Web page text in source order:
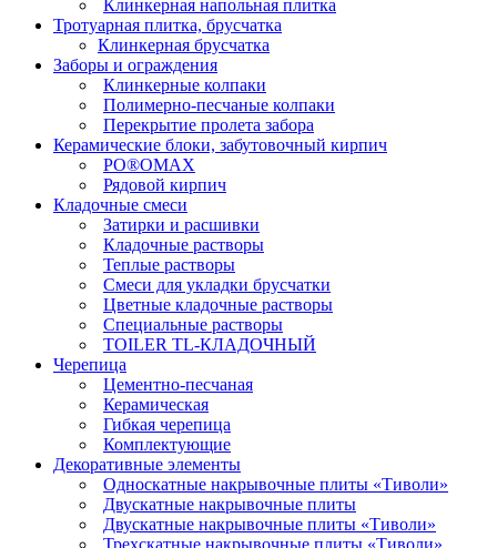
Клинкерная напольная плитка
Тротуарная плитка, брусчатка
Клинкерная брусчатка
Заборы и ограждения
Клинкерные колпаки
Полимерно-песчаные колпаки
Перекрытие пролета забора
Керамические блоки, забутовочный кирпич
PO®OMAX
Рядовой кирпич
Кладочные смеси
Затирки и расшивки
Кладочные растворы
Теплые растворы
Смеси для укладки брусчатки
Цветные кладочные растворы
Специальные растворы
TOILER TL-КЛАДОЧНЫЙ
Черепица
Цементно-песчаная
Керамическая
Гибкая черепица
Комплектующие
Декоративные элементы
Односкатные накрывочные плиты «Тиволи»
Двускатные накрывочные плиты
Двускатные накрывочные плиты «Тиволи»